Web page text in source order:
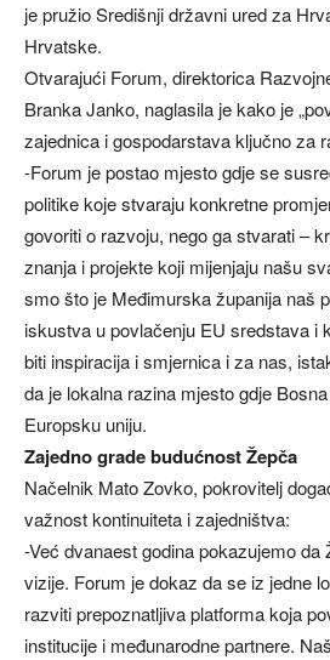
je pružio Središnji državni ured za
Hrvatske.
Otvarajući Forum, direktorica
Branka Janko, naglasila je kako je
zajednica i gospodarstava ključno za
-Forum je postao mjesto gdje se
politike koje stvaraju konkretne
govoriti o razvoju, nego ga stvarati –
znanja i projekte koji mijenjaju našu
smo što je Međimurska županija naš
iskustva u povlačenju EU sredstava i
biti inspiracija i smjernica i za nas,
da je lokalna razina mjesto gdje
Europsku uniju.
Zajedno grade budućnost Žepča
Načelnik Mato Zovko, pokrovitelj
važnost kontinuiteta i zajedništva:
-Već dvanaest godina pokazujemo da
vizije. Forum je dokaz da se iz jedne
razviti prepoznatljiva platforma koja
institucije i međunarodne partnere.